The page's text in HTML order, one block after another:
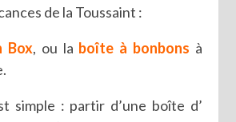
de la Toussaint :
Box, ou la boîte à bonbons à
simple : partir d’une boîte d’